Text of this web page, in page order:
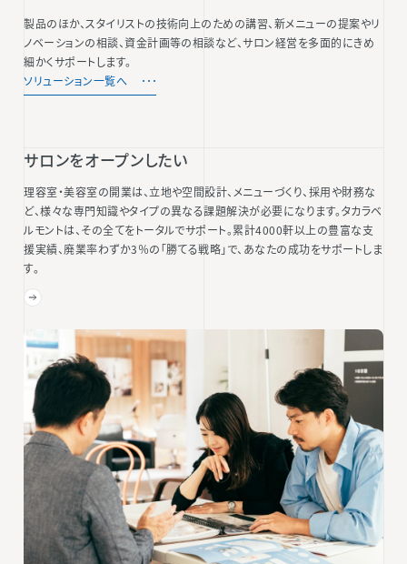
製品のほか、スタイリストの技術向上のための講習、新メニューの提案やリ
ノベーションの相談、資金計画等の相談など、サロン経営を多面的にきめ
細かくサポートします。
ソリューション一覧へ
サロンをオープンしたい
理容室・美容室の開業は、立地や空間設計、メニューづくり、採用や財務な
ど、様々な専門知識やタイプの異なる課題解決が必要になります。タカラベ
ルモントは、その全てをトータルでサポート。累計4000軒以上の豊富な支
援実績、廃業率わずか3％の「勝てる戦略」で、あなたの成功をサポートしま
す。